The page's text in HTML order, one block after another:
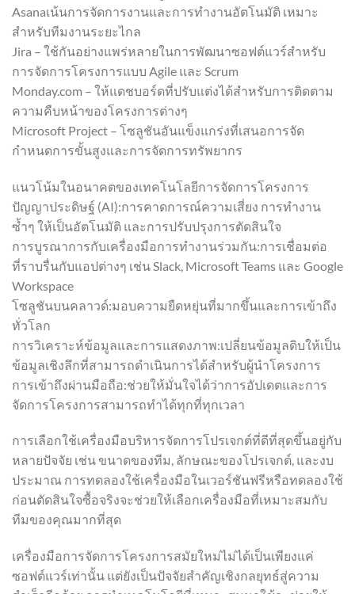
Asanaเน้นการจัดการงานและการทำงานอัตโนมัติ เหมาะ
สำหรับทีมงานระยะไกล
Jira – ใช้กันอย่างแพร่หลายในการพัฒนาซอฟต์แวร์สำหรับ
การจัดการโครงการแบบ Agile และ Scrum
Monday.com – ให้แดชบอร์ดที่ปรับแต่งได้สำหรับการติดตาม
ความคืบหน้าของโครงการต่างๆ
Microsoft Project – โซลูชันอันแข็งแกร่งที่เสนอการจัด
กำหนดการขั้นสูงและการจัดการทรัพยากร
แนวโน้มในอนาคตของเทคโนโลยีการจัดการโครงการ
ปัญญาประดิษฐ์ (AI):การคาดการณ์ความเสี่ยง การทำงาน
ซ้ำๆ ให้เป็นอัตโนมัติ และการปรับปรุงการตัดสินใจ
การบูรณาการกับเครื่องมือการทำงานร่วมกัน:การเชื่อมต่อ
ที่ราบรื่นกับแอปต่างๆ เช่น Slack, Microsoft Teams และ Google
Workspace
โซลูชันบนคลาวด์:มอบความยืดหยุ่นที่มากขึ้นและการเข้าถึง
ทั่วโลก
การวิเคราะห์ข้อมูลและการแสดงภาพ:เปลี่ยนข้อมูลดิบให้เป็น
ข้อมูลเชิงลึกที่สามารถดำเนินการได้สำหรับผู้นำโครงการ
การเข้าถึงผ่านมือถือ:ช่วยให้มั่นใจได้ว่าการอัปเดตและการ
จัดการโครงการสามารถทำได้ทุกที่ทุกเวลา
การเลือกใช้เครื่องมือบริหารจัดการโปรเจกต์ที่ดีที่สุดขึ้นอยู่กับ
หลายปัจจัย เช่น ขนาดของทีม, ลักษณะของโปรเจกต์, และงบ
ประมาณ การทดลองใช้เครื่องมือในเวอร์ชันฟรีหรือทดลองใช้
ก่อนตัดสินใจซื้อจริงจะช่วยให้เลือกเครื่องมือที่เหมาะสมกับ
ทีมของคุณมากที่สุด
เครื่องมือการจัดการโครงการสมัยใหม่ไม่ได้เป็นเพียงแค่
ซอฟต์แวร์เท่านั้น แต่ยังเป็นปัจจัยสำคัญเชิงกลยุทธ์สู่ความ